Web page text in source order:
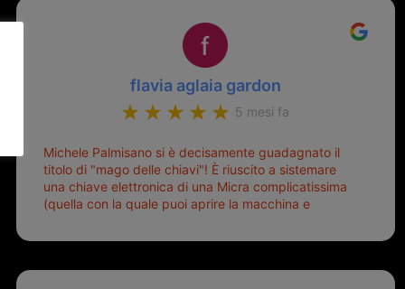
flavia aglaia gardon
5 mesi fa
Michele Palmisano si è decisamente guadagnato il
titolo di "mago delle chiavi"! È riuscito a sistemare
una chiave elettronica di una Micra complicatissima
(quella con la quale puoi aprire la macchina e
borsa!) che era pronta per la pattumiera... Avevo
pietose, si era perso il coperchietto, la chiave era